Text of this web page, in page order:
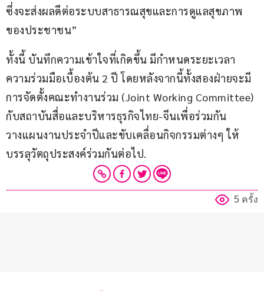
ซึ่งจะส่งผลดีต่อระบบสาธารณสุขและการดูแลสุขภาพ
ของประชาชน”
ทั้งนี้ บันทึกความเข้าใจที่เกิดขึ้น มีกำหนดระยะเวลา
ความร่วมมือเบื้องต้น 2 ปี โดยหลังจากนี้ทั้งสองฝ่ายจะมี
การจัดตั้งคณะทำงานร่วม (Joint Working Committee)
กับสถาบันสื่อและบริหารธุรกิจไทย-จีนเพื่อร่วมกัน
วางแผนงานประจำปีและขับเคลื่อนกิจกรรมต่างๆ ให้
บรรลุวัตถุประสงค์ร่วมกันต่อไป.
5 ครั้ง